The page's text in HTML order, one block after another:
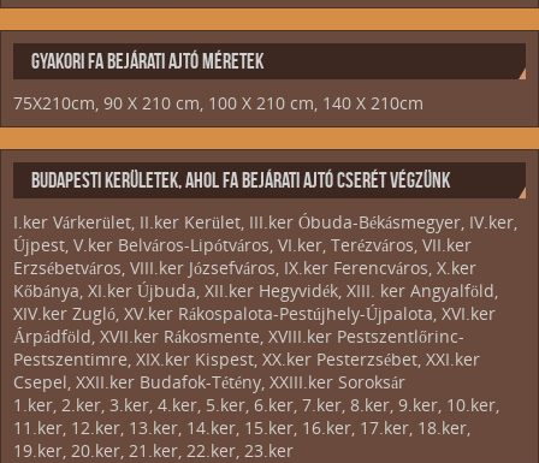
GYAKORI FA BEJÁRATI AJTÓ MÉRETEK
75X210cm, 90 X 210 cm, 100 X 210 cm, 140 X 210cm
BUDAPESTI KERÜLETEK, AHOL FA BEJÁRATI AJTÓ CSERÉT VÉGZÜNK
I.ker Várkerület, II.ker Kerület, III.ker Óbuda-Békásmegyer, IV.ker,
Újpest, V.ker Belváros-Lipótváros, VI.ker, Terézváros, VII.ker
Erzsébetváros, VIII.ker Józsefváros, IX.ker Ferencváros, X.ker
Kőbánya, XI.ker Újbuda, XII.ker Hegyvidék, XIII. ker Angyalföld,
XIV.ker Zugló, XV.ker Rákospalota-Pestújhely-Újpalota, XVI.ker
Árpádföld, XVII.ker Rákosmente, XVIII.ker Pestszentlőrinc-
Pestszentimre, XIX.ker Kispest, XX.ker Pesterzsébet, XXI.ker
Csepel, XXII.ker Budafok-Tétény, XXIII.ker Soroksár
1.ker, 2.ker, 3.ker, 4.ker, 5.ker, 6.ker, 7.ker, 8.ker, 9.ker, 10.ker,
11.ker, 12.ker, 13.ker, 14.ker, 15.ker, 16.ker, 17.ker, 18.ker,
19.ker, 20.ker, 21.ker, 22.ker, 23.ker